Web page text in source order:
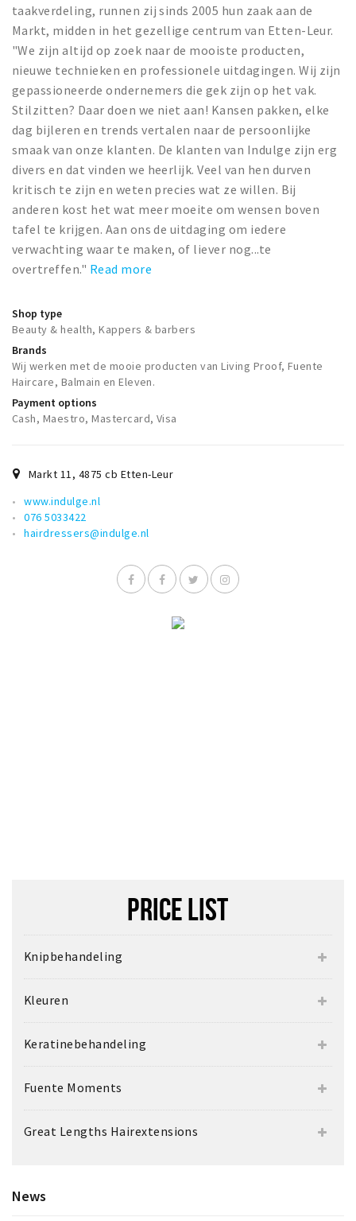
LEISURE
SportS
News
Agenda
Sights
Museums, theatres & stages
Trips & activities
Student routes
Nature
Party pics
Restaurants
Hotels
Recreation
Shops
Deals
taakverdeling, runnen zij sinds 2005 hun zaak aan de
Markt, midden in het gezellige centrum van Etten-Leur.
"We zijn altijd op zoek naar de mooiste producten,
nieuwe technieken en professionele uitdagingen. Wij zijn
gepassioneerde ondernemers die gek zijn op het vak.
Stilzitten? Daar doen we niet aan! Kansen pakken, elke
dag bijleren en trends vertalen naar de persoonlijke
smaak van onze klanten. De klanten van Indulge zijn erg
divers en dat vinden we heerlijk. Veel van hen durven
kritisch te zijn en weten precies wat ze willen. Bij
anderen kost het wat meer moeite om wensen boven
tafel te krijgen. Aan ons de uitdaging om iedere
verwachting waar te maken, of liever nog...te
overtreffen." Read more
Shop type
Beauty & health, Kappers & barbers
Brands
Wij werken met de mooie producten van Living Proof, Fuente
Haircare, Balmain en Eleven.
Payment options
Cash, Maestro, Mastercard, Visa
Markt 11, 4875 cb Etten-Leur
www.indulge.nl
076 5033422
hairdressers@indulge.nl
PRICE LIST
Knipbehandeling
Kleuren
Keratinebehandeling
Fuente Moments
Great Lengths Hairextensions
News